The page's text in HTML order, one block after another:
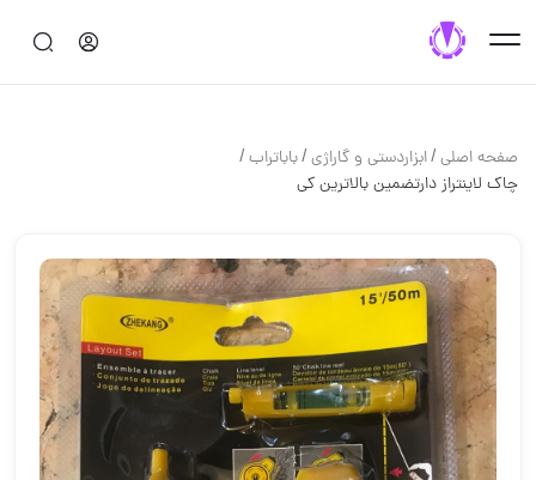
صفحه اصلی/ابزاردستی و گاراژی/باباتراب/
چاک لاینتراز دارتضمين بالاترين كي